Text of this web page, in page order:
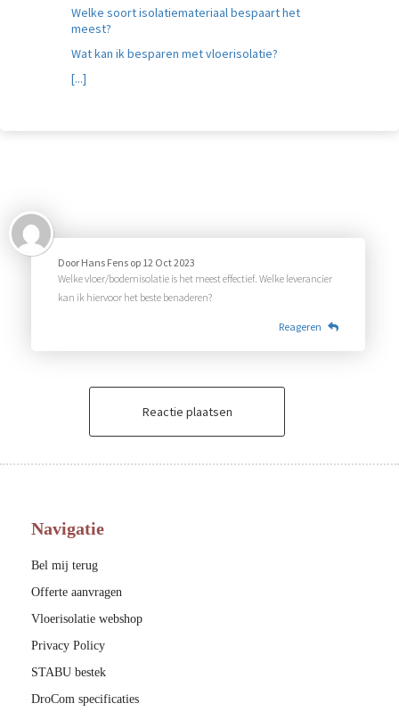
Welke soort isolatiemateriaal bespaart het
meest?
Wat kan ik besparen met vloerisolatie?
[...]
Door Hans Fens op 12 Oct 2023
Welke vloer/bodemisolatie is het meest effectief. Welke leverancier
kan ik hiervoor het beste benaderen?
Reageren
Reactie plaatsen
Navigatie
Bel mij terug
Offerte aanvragen
Vloerisolatie webshop
Privacy Policy
STABU bestek
DroCom specificaties